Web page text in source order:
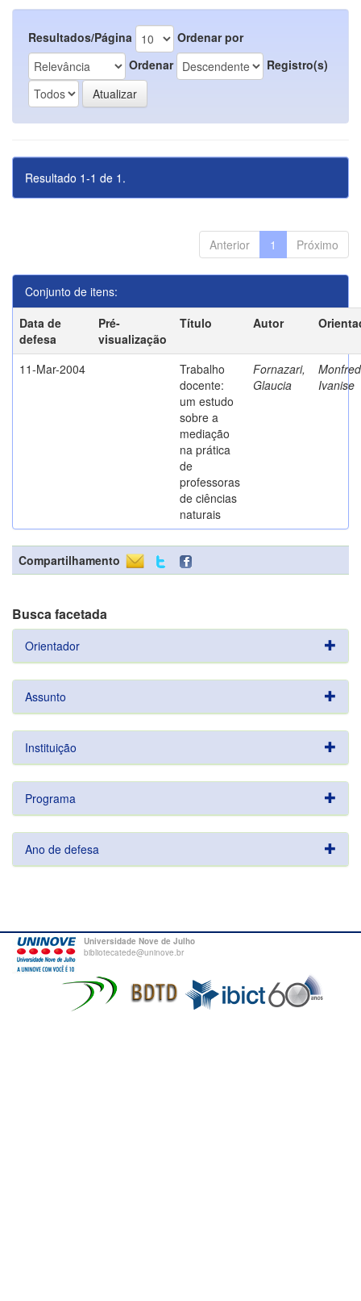
Resultados/Página
Ordenar por
Ordenar
Registro(s)
Resultado 1-1 de 1.
Anterior 1 Próximo
Conjunto de itens:
Data de
defesa
Pré-
visualização
Título Autor
11-Mar-2004
Trabalho
docente:
um estudo
sobre a
mediação
na prática
de
professoras
de ciências
naturais
Fornazari,
Glaucia
Ivanise
Compartilhamento
Busca facetada
Orientador
Assunto
Instituição
Programa
Ano de defesa
Universidade Nove de Julho
bibliotecatede@uninove.br